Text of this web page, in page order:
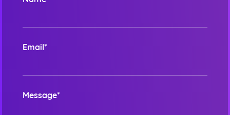
Email*
Message*